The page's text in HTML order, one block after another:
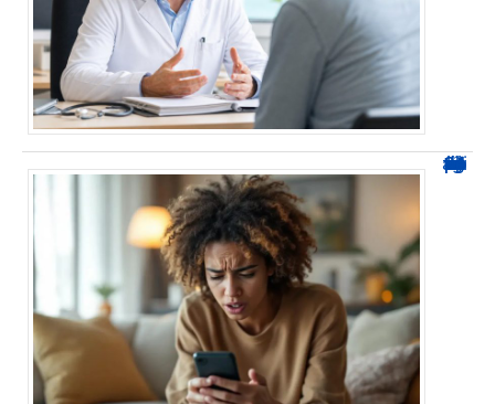
0424 démarchage : reconnaître l’appel et agir sans se tromper